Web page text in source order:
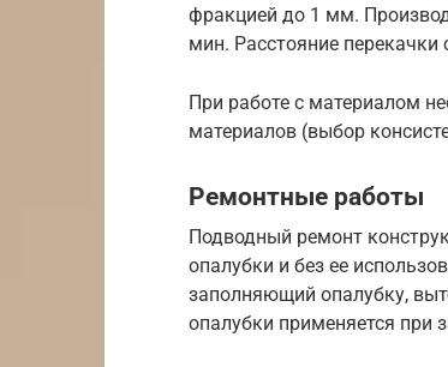
фракцией до 1 мм.
мин. Расстояние перекачки
При работе с материалом
материалов (выбор
Ремонтные работы
Подводный ремонт
опалубки и без ее
заполняющий опалубку,
опалубки применяется при